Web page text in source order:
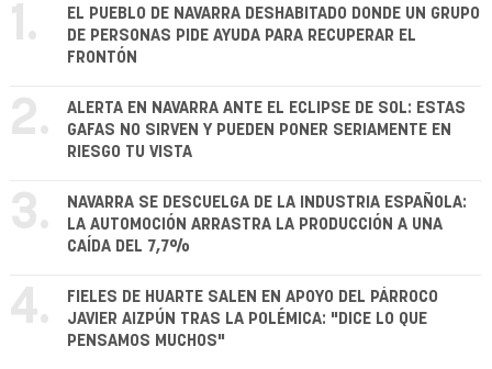
1.
EL PUEBLO DE NAVARRA DESHABITADO DONDE UN GRUPO
DE PERSONAS PIDE AYUDA PARA RECUPERAR EL
FRONTÓN
2.
ALERTA EN NAVARRA ANTE EL ECLIPSE DE SOL: ESTAS
GAFAS NO SIRVEN Y PUEDEN PONER SERIAMENTE EN
RIESGO TU VISTA
3.
NAVARRA SE DESCUELGA DE LA INDUSTRIA ESPAÑOLA:
LA AUTOMOCIÓN ARRASTRA LA PRODUCCIÓN A UNA
CAÍDA DEL 7,7%
4.
FIELES DE HUARTE SALEN EN APOYO DEL PÁRROCO
JAVIER AIZPÚN TRAS LA POLÉMICA: "DICE LO QUE
PENSAMOS MUCHOS"